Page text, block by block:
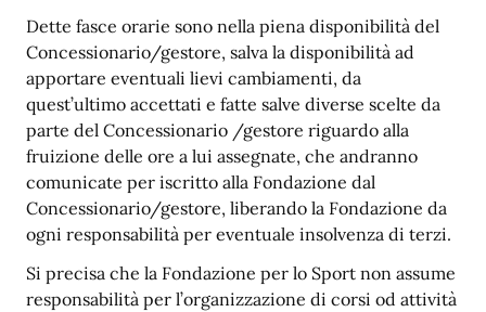
Dette fasce orarie sono nella piena disponibilità del
Concessionario/gestore, salva la disponibilità ad
apportare eventuali lievi cambiamenti, da
quest’ultimo accettati e fatte salve diverse scelte da
parte del Concessionario /gestore riguardo alla
fruizione delle ore a lui assegnate, che andranno
comunicate per iscritto alla Fondazione dal
Concessionario/gestore, liberando la Fondazione da
ogni responsabilità per eventuale insolvenza di terzi.
Si precisa che la Fondazione per lo Sport non assume
responsabilità per l’organizzazione di corsi od attività